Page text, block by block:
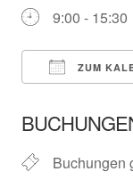
9:00 - 15:30
ZUM
Buchungen